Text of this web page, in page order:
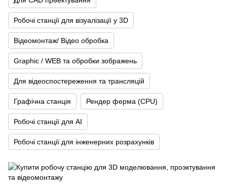
Робочі станції для візуалізації у 3D
Відеомонтаж/ Відео обробка
Graphic / WEB та обробки зображень
Для відеоспостереження та трансляцій
Графічна станція Рендер ферма (CPU)
Робочі станції для AI
Робочі станції для інженерних розрахунків